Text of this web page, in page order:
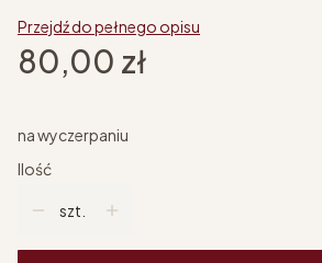
Przejdź do pełnego opisu
Cena
80,00 zł
na wyczerpaniu
Ilość
szt.